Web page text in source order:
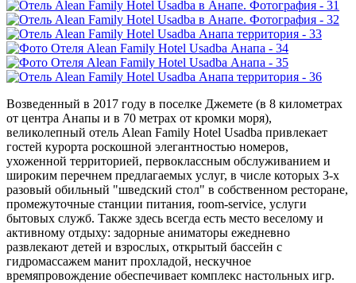
Возведенный в 2017 году в поселке Джемете (в 8 километрах
от центра Анапы и в 70 метрах от кромки моря),
великолепный отель Alean Family Hotel Usadba привлекает
гостей курорта роскошной элегантностью номеров,
ухоженной территорией, первоклассным обслуживанием и
широким перечнем предлагаемых услуг, в числе которых 3-х
разовый обильный "шведский стол" в собственном ресторане,
промежуточные станции питания, room-service, услуги
бытовых служб. Также здесь всегда есть место веселому и
активному отдыху: задорные аниматоры ежедневно
развлекают детей и взрослых, открытый бассейн с
гидромассажем манит прохладой, нескучное
времяпровождение обеспечивает комплекс настольных игр.